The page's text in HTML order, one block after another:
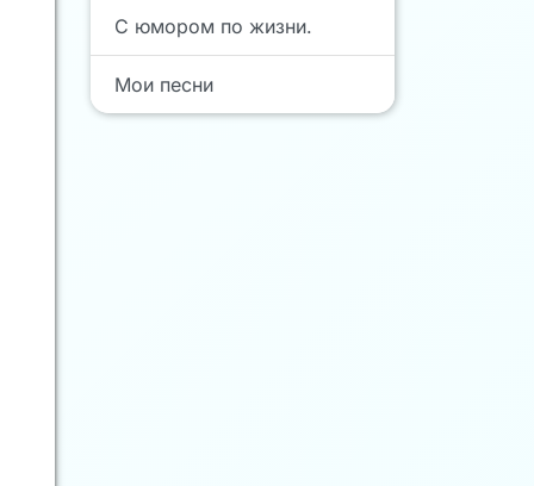
С юмором по жизни.
Мои песни